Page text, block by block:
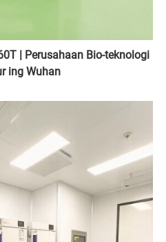
| Perusahaan Bio-teknologi
ing Wuhan